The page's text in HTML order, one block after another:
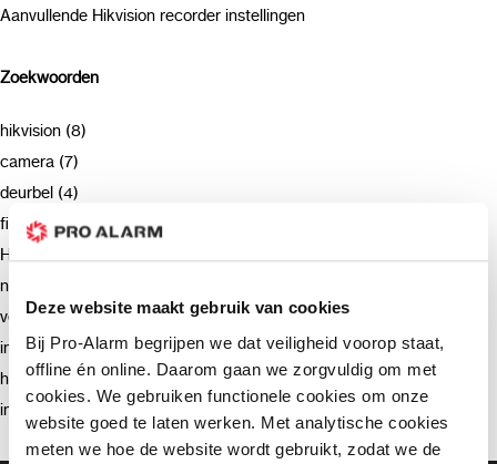
Deze website maakt gebruik van cookies
Bij Pro-Alarm begrijpen we dat veiligheid voorop staat,
offline én online. Daarom gaan we zorgvuldig om met
cookies. We gebruiken functionele cookies om onze
website goed te laten werken. Met analytische cookies
meten we hoe de website wordt gebruikt, zodat we de
Aanvullende Hikvision recorder instellingen
Zoekwoorden
hikvision (8)
camera (7)
deurbel (4)
firmware (3)
Hikvision (3)
netwerkrecorder (2)
verzending (2)
intercom (2)
hik-connect (2)
installatie (2)